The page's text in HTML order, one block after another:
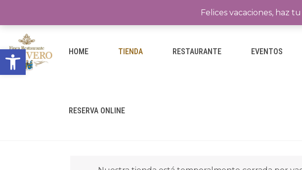
Abrir barra de herramientas
HOME TIENDA RESTAURANTE EVENTOS
RESERVA ONLINE
Felices vacaciones, haz